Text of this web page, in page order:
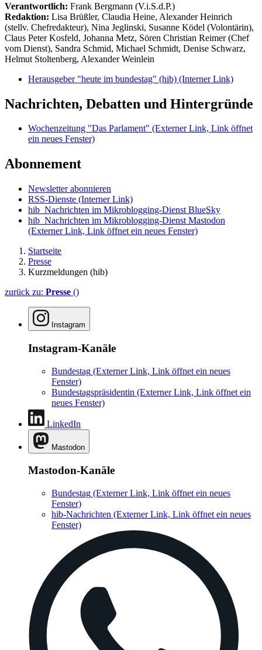
Verantwortlich: Frank Bergmann (V.i.S.d.P.)
Redaktion: Lisa Brüßler, Claudia Heine, Alexander Heinrich
(stellv. Chefredakteur), Nina Jeglinski, Susanne Ködel (Volontärin),
Claus Peter Kosfeld, Johanna Metz, Sören Christian Reimer (Chef
vom Dienst), Sandra Schmid, Michael Schmidt, Denise Schwarz,
Helmut Stoltenberg, Alexander Weinlein
Herausgeber "heute im bundestag" (hib) (Interner Link)
Nachrichten, Debatten und Hintergründe
Wochenzeitung "Das Parlament" (Externer Link, Link öffnet
ein neues Fenster)
Abonnement
Newsletter abonnieren
RSS-Dienste (Interner Link)
hib_Nachrichten im Mikroblogging-Dienst BlueSky
hib_Nachrichten im Mikroblogging-Dienst Mastodon
(Externer Link, Link öffnet ein neues Fenster)
Startseite
Presse
Kurzmeldungen (hib)
zurück zu: Presse ()
Instagram
Instagram-Kanäle
Bundestag (Externer Link, Link öffnet ein neues
Fenster)
Bundestagspräsidentin (Externer Link, Link öffnet ein
neues Fenster)
LinkedIn
Mastodon
Mastodon-Kanäle
Bundestag (Externer Link, Link öffnet ein neues
Fenster)
hib-Nachrichten (Externer Link, Link öffnet ein neues
Fenster)